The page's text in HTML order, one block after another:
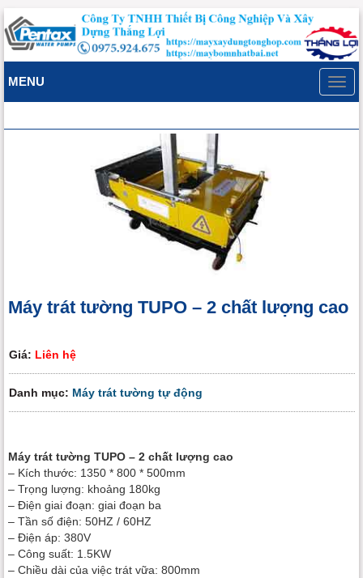
MENU
Máy trát tường TUPO – 2 chất lượng cao
Giá: Liên hệ
Danh mục: Máy trát tường tự động
Máy trát tường TUPO – 2 chất lượng cao
– Kích thước: 1350 * 800 * 500mm
– Trọng lượng: khoảng 180kg
– Điện giai đoạn: giai đoạn ba
– Tần số điện: 50HZ / 60HZ
– Điện áp: 380V
– Công suất: 1.5KW
– Chiều dài của việc trát vữa: 800mm